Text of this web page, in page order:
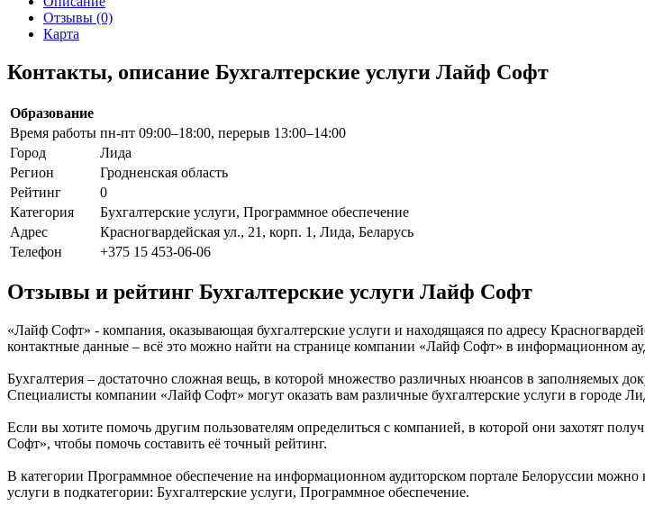
Отзывы (0)
Карта
Контакты, описание Бухгалтерские услуги Лайф Софт
Образование
Время работы пн-пт 09:00–18:00, перерыв 13:00–14:00
Город
Лида
Регион
Гродненская область
Рейтинг
0
Категория
Бухгалтерские услуги, Программное обеспечение
Адрес
Красногвардейская ул., 21, корп. 1, Лида, Беларусь
Телефон
+375 15 453-06-06
Отзывы и рейтинг Бухгалтерские услуги Лайф Софт
«Лайф Софт» - компания, оказывающая бухгалтерские услуги и находящаяся по адресу
контактные данные – всё это можно найти на странице компании «Лайф Софт» в информационном
Бухгалтерия – достаточно сложная вещь, в которой множество различных нюансов в заполняемых
Специалисты компании «Лайф Софт» могут оказать вам различные бухгалтерские услуги в городе
Если вы хотите помочь другим пользователям определиться с компанией, в которой они захотят
Софт», чтобы помочь составить её точный рейтинг.
В категории Программное обеспечение на информационном аудиторском портале Белоруссии
услуги в подкатегории: Бухгалтерские услуги, Программное обеспечение.